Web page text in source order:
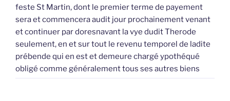
feste St Martin, dont le premier terme de payement
sera et commencera audit jour prochainement venant
et continuer par doresnavant la vye dudit Therode
seulement, en et sur tout le revenu temporel de ladite
prébende qui en est et demeure chargé ypothéqué
obligé comme généralement tous ses autres biens